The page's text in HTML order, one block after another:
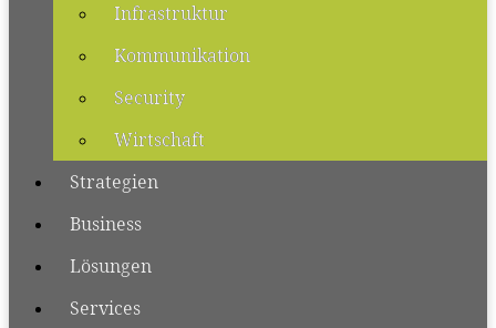
Infrastruktur
Kommunikation
Security
Wirtschaft
Strategien
Business
Lösungen
Services